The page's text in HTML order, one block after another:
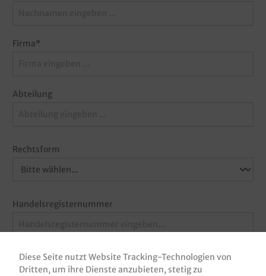
Firma*
Abteilung
Rechtsform
Handelsregisternummer
Umsatzsteuer-ID
Diese Seite nutzt Website Tracking-Technologien von
Dritten, um ihre Dienste anzubieten, stetig zu